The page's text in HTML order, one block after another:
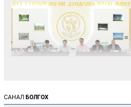
дугаартай автомашинтай иргэдэд шатахуун
олгоно
САНАЛ БОЛГОХ